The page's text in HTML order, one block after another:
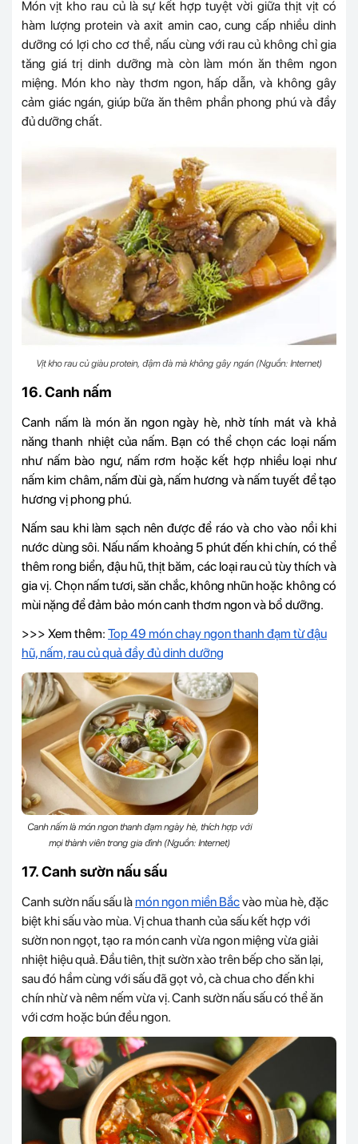
Món vịt kho rau củ là sự kết hợp tuyệt vời giữa thịt vịt có
hàm lượng protein và axit amin cao, cung cấp nhiều dinh
dưỡng có lợi cho cơ thể, nấu cùng với rau củ không chỉ gia
tăng giá trị dinh dưỡng mà còn làm món ăn thêm ngon
miệng. Món kho này thơm ngon, hấp dẫn, và không gây
cảm giác ngán, giúp bữa ăn thêm phần phong phú và đầy
đủ dưỡng chất.
Vịt kho rau củ giàu protein, đậm đà mà không gây ngán (Nguồn: Internet)
16. Canh nấm
Canh nấm là món ăn ngon ngày hè, nhờ tính mát và khả
năng thanh nhiệt của nấm. Bạn có thể chọn các loại nấm
như nấm bào ngư, nấm rơm hoặc kết hợp nhiều loại như
nấm kim châm, nấm đùi gà, nấm hương và nấm tuyết để tạo
hương vị phong phú.
Nấm sau khi làm sạch nên được để ráo và cho vào nồi khi
nước dùng sôi. Nấu nấm khoảng 5 phút đến khi chín, có thể
thêm rong biển, đậu hũ, thịt băm, các loại rau củ tùy thích và
gia vị. Chọn nấm tươi, săn chắc, không nhũn hoặc không có
mùi nặng để đảm bảo món canh thơm ngon và bổ dưỡng.
>>> Xem thêm: Top 49 món chay ngon thanh đạm từ đậu
hũ, nấm, rau củ quả đầy đủ dinh dưỡng
Canh nấm là món ngon thanh đạm ngày hè, thích hợp với
mọi thành viên trong gia đình (Nguồn: Internet)
17. Canh sườn nấu sấu
Canh sườn nấu sấu làmón ngon miền Bắcvào mùa hè, đặc
biệt khi sấu vào mùa. Vị chua thanh của sấu kết hợp với
sườn non ngọt, tạo ra món canh vừa ngon miệng vừa giải
nhiệt hiệu quả. Đầu tiên, thịt sườn xào trên bếp cho săn lại,
sau đó hầm cùng với sấu đã gọt vỏ, cà chua cho đến khi
chín nhừ và nêm nếm vừa vị. Canh sườn nấu sấu có thể ăn
với cơm hoặc bún đều ngon.